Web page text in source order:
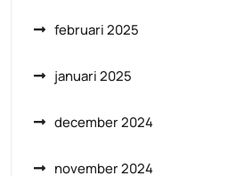
februari 2025
januari 2025
december 2024
november 2024